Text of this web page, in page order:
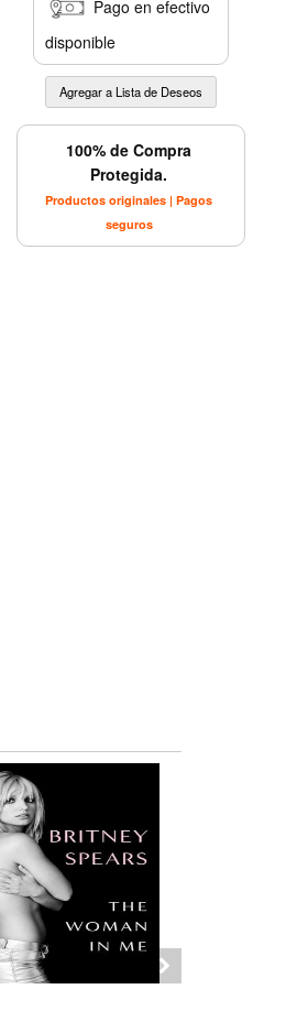
Pago en efectivo
disponible
100% de Compra
Protegida.
Productos originales | Pagos
seguros